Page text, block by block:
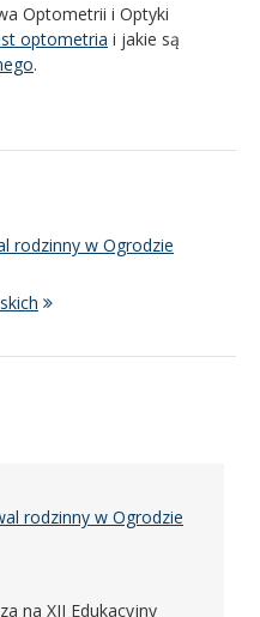
Optometrii i Optyki
optometria i jakie są
.
rodzinny w Ogrodzie
rodzinny w Ogrodzie
na XII Edukacyjny